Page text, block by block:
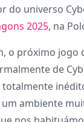
do universo
2025, na
o próximo jogo
de
ambiente